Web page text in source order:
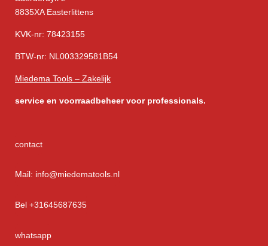
8835XA Easterlittens
KVK-nr: 78423155
BTW-nr: NL003329581B54
Miedema Tools – Zakelijk
service en voorraadbeheer voor professionals.
contact
Mail: info@miedematools.nl
Bel +31645687635
whatsapp